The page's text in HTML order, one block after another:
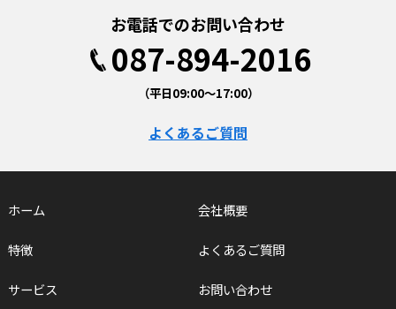
お電話でのお問い合わせ
087-894-2016
（平日09:00〜17:00）
よくあるご質問
ホーム
特徴
サービス
会社概要
よくあるご質問
お問い合わせ